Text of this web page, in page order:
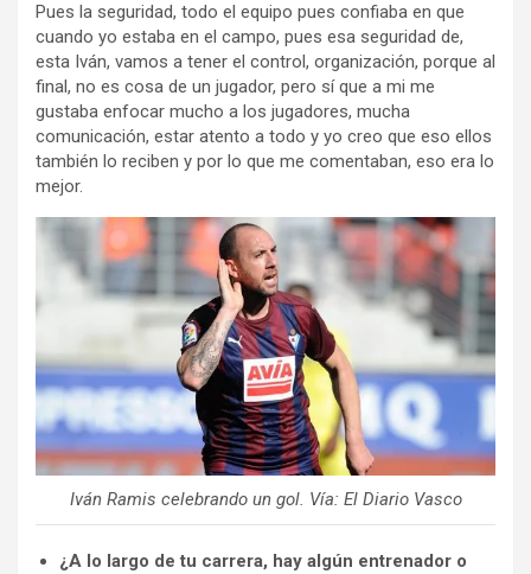
Pues la seguridad, todo el equipo pues confiaba en que
cuando yo estaba en el campo, pues esa seguridad de,
esta Iván, vamos a tener el control, organización, porque al
final, no es cosa de un jugador, pero sí que a mi me
gustaba enfocar mucho a los jugadores, mucha
comunicación, estar atento a todo y yo creo que eso ellos
también lo reciben y por lo que me comentaban, eso era lo
mejor.
Iván Ramis celebrando un gol. Vía: El Diario Vasco
¿A lo largo de tu carrera, hay algún entrenador o